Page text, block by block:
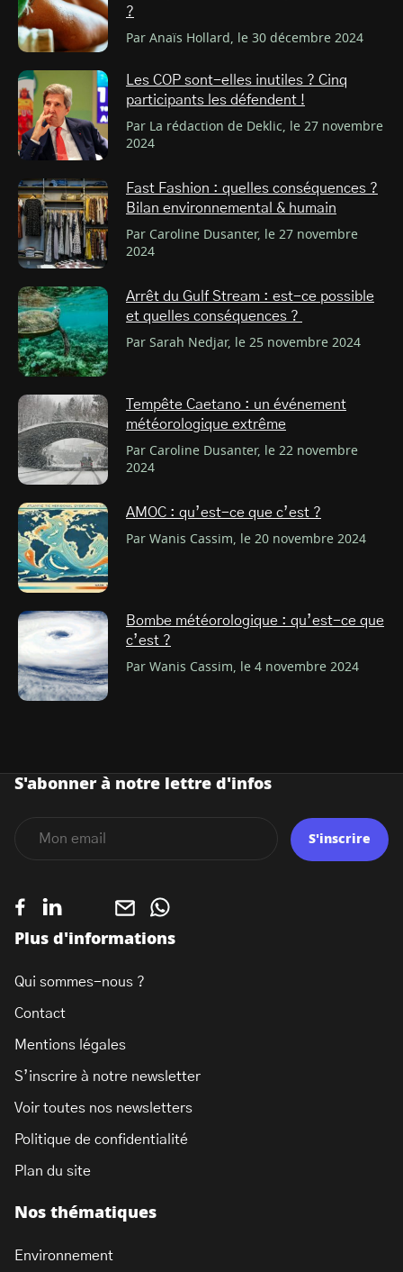
?
Par Anaïs Hollard, le 30 décembre 2024
Les COP sont-elles inutiles ? Cinq
participants les défendent !
Par La rédaction de Deklic, le 27 novembre
2024
Fast Fashion : quelles conséquences ?
Bilan environnemental & humain
Par Caroline Dusanter, le 27 novembre
2024
Arrêt du Gulf Stream : est-ce possible
et quelles conséquences ?
Par Sarah Nedjar, le 25 novembre 2024
Tempête Caetano : un événement
météorologique extrême
Par Caroline Dusanter, le 22 novembre
2024
AMOC : qu’est-ce que c’est ?
Par Wanis Cassim, le 20 novembre 2024
Bombe météorologique : qu’est-ce que
c’est ?
Par Wanis Cassim, le 4 novembre 2024
Nos thématiques
Environnement
Plus d'informations
Qui sommes-nous ?
Contact
Mentions légales
S’inscrire à notre newsletter
Voir toutes nos newsletters
Politique de confidentialité
Plan du site
S'abonner à notre lettre d'infos
S'inscrire